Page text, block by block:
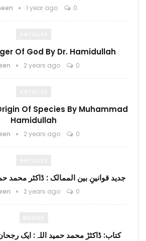
1 year ago 0
Of God By Dr. Hamidullah
2 years ago 0
Of Species By Muhammad
Hamidullah
2 years ago 0
جدید قوانینِ بین الممالک : ڈاکٹر محمد
2 years ago 0
کتاب: ڈاکٹڑ محمد حمید اللہ: ایک